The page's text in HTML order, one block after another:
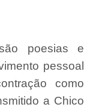
poesias e
pessoal
como
a Chico